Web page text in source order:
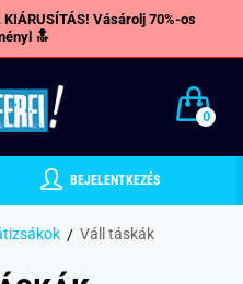
Vásárolj 70%-os
🔝
0
BEJELENTKEZÉS
Váll táskák